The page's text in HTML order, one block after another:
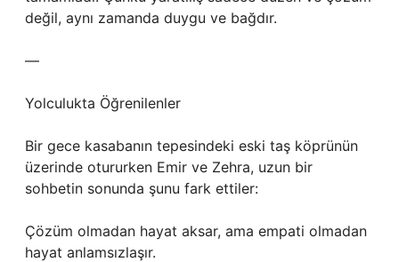
değil, aynı zamanda duygu ve bağdır.
—
Yolculukta Öğrenilenler
Bir gece kasabanın tepesindeki eski taş köprünün
üzerinde otururken Emir ve Zehra, uzun bir
sohbetin sonunda şunu fark ettiler:
Çözüm olmadan hayat aksar, ama empati olmadan
hayat anlamsızlaşır.